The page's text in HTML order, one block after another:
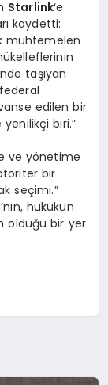
Starlink‘e
kaydetti:
muhtemelen
taşıyan
edilen bir
biri.”
ve yönetime
bir
seçimi.”
hukukun
olduğu bir yer